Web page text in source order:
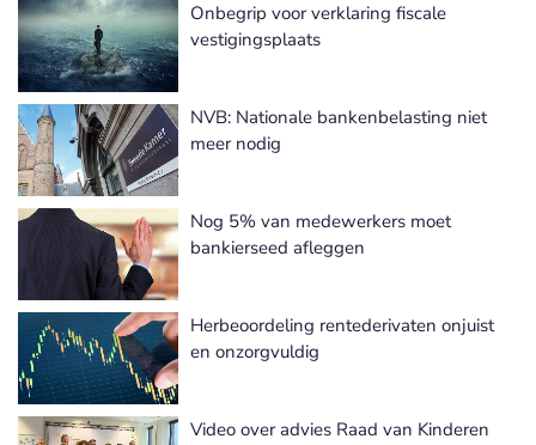
Onbegrip voor verklaring fiscale
vestigingsplaats
NVB: Nationale bankenbelasting niet
meer nodig
Nog 5% van medewerkers moet
bankierseed afleggen
Herbeoordeling rentederivaten onjuist
en onzorgvuldig
Video over advies Raad van Kinderen